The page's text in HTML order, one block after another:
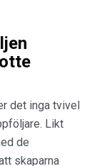
det inga tvivel
Likt
de
skaparna